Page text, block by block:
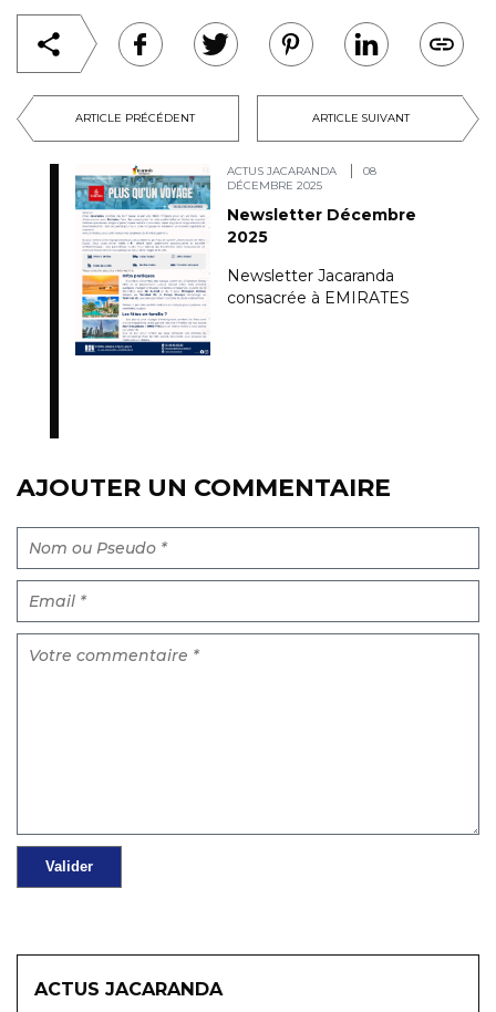
ARTICLE PRÉCÉDENT ARTICLE SUIVANT
ACTUS JACARANDA
08
DÉCEMBRE 2025
Newsletter Décembre
2025
Newsletter Jacaranda
consacrée à EMIRATES
AJOUTER UN COMMENTAIRE
ACTUS JACARANDA